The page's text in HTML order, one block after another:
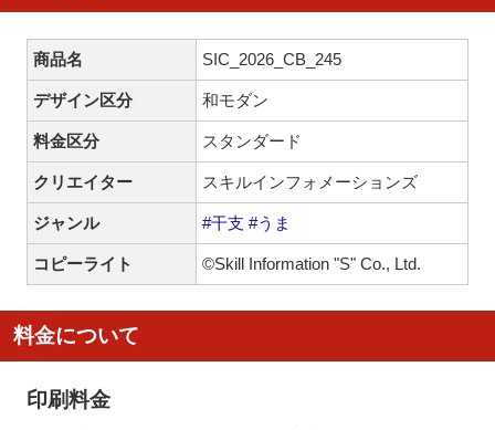
商品名 SIC_2026_CB_245
デザイン区分 和モダン
料金区分 スタンダード
クリエイター スキルインフォメーションズ
ジャンル #干支 #うま
コピーライト ©Skill Information "S" Co., Ltd.
料金について
印刷料金